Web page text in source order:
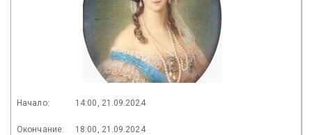
Начало: 14:00, 21.09.2024
Окончание: 18:00, 21.09.2024